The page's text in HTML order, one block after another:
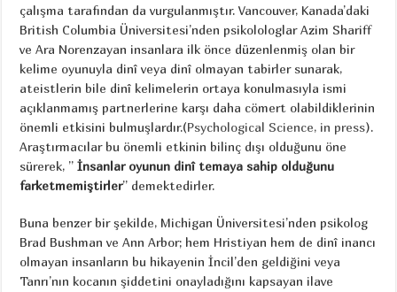
çalışma tarafından da vurgulanmıştır. Vancouver, Kanada’daki
British Columbia Üniversitesi’nden psikolologlar Azim Shariff
ve Ara Norenzayan insanlara ilk önce düzenlenmiş olan bir
kelime oyunuyla dinî veya dinî olmayan tabirler sunarak,
ateistlerin bile dinî kelimelerin ortaya konulmasıyla ismi
açıklanmamış partnerlerine karşı daha cömert olabildiklerinin
önemli etkisini bulmuşlardır.(Psychological Science, in press).
Araştırmacılar bu önemli etkinin bilinç dışı olduğunu öne
sürerek, ”İnsanlar oyunun dinî temaya sahip olduğunu
farketmemiştirler” demektedirler.
Buna benzer bir şekilde, Michigan Üniversitesi’nden psikolog
Brad Bushman ve Ann Arbor; hem Hristiyan hem de dinî inancı
olmayan insanların bu hikayenin İncil’den geldiğini veya
Tanrı’nın kocanın şiddetini onayladığını kapsayan ilave